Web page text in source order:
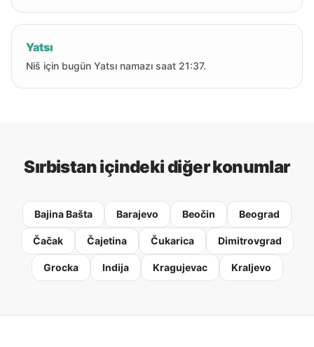
Yatsı
Niš için bugün Yatsı namazı saat 21:37.
Sırbistan içindeki diğer konumlar
Bajina Bašta Barajevo Beočin Beograd
Čačak Čajetina Čukarica Dimitrovgrad
Grocka Indija Kragujevac Kraljevo